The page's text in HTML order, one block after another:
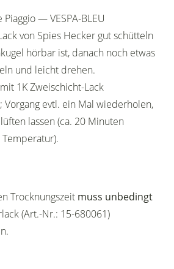
Piaggio — VESPA-BLEU
von Spies Hecker gut schütteln
hörbar ist, danach noch etwas
und leicht drehen.
1K Zweischicht-Lack
Vorgang evtl. ein Mal wiederholen,
lassen (ca. 20 Minuten
Trocknungszeit muss unbedingt
(Art.-Nr.: 15-680061)